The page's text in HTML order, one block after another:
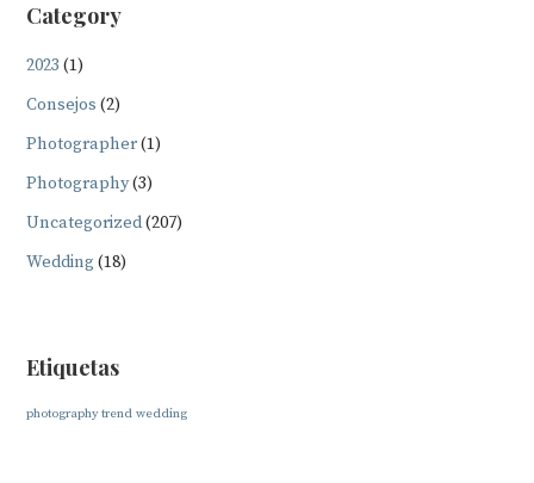
Category
2023 (1)
Consejos (2)
Photographer(1)
Photography(3)
Uncategorized(207)
Wedding (18)
Etiquetas
photography trend wedding